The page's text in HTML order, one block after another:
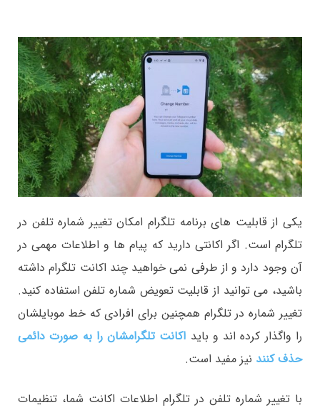
یکی از قابلیت های برنامه تلگرام امکان تغییر شماره تلفن در
تلگرام است. اگر اکانتی دارید که پیام ها و اطلاعات مهمی در
آن وجود دارد و از طرفی نمی خواهید چند اکانت تلگرام داشته
باشید، می توانید از قابلیت تعویض شماره تلفن استفاده کنید.
تغییر شماره در تلگرام همچنین برای افرادی که خط موبایلشان
را واگذار کرده اند و باید اکانت تلگرامشان را به صورت دائمی
حذف کنند نیز مفید است.
با تغییر شماره تلفن در تلگرام اطلاعات اکانت شما، تنظیمات